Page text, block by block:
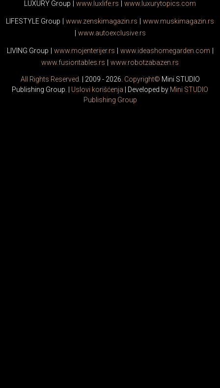
LUXURY Group www. luxlife .rs www. luxurytopics .com
LIFESTYLE Group www. zenskimagazin.rs www. muskimagazin.rs
www. autoexclusive.rs
LIVING Group www. mojenterijer.rs www. ideashomegarden.com
www. fusiontables .rs www. robotzabazen .rs
All Rights Reserved. | 2009 - 2026. Copyright© Mini STUDIO
Publishing Group. | Uslovi korišćenja | Developed by Mini STUDIO
Publishing Group